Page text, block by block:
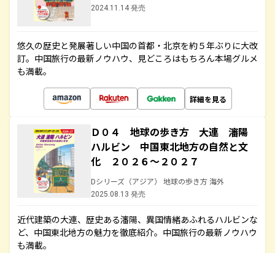
2024.11.14 発売
悠久の歴史と発展著しい中国の首都・北京を約５年ぶりに大改
訂。中国旅行の最新ノウハウ、見どころはもちろん本場グルメ
も満載。
詳細を見る
Ｄ０４ 地球の歩き方 大連 瀋陽
ハルビン 中国東北地方の自然と文
化 ２０２６～２０２７
Dシリーズ（アジア） 地球の歩き方 海外
2025.08.13 発売
近代建築の大連、歴史ある瀋陽、異国情緒あふれるハルビンな
ど、中国東北地方の魅力を徹底紹介。中国旅行の最新ノウハウ
も満載。